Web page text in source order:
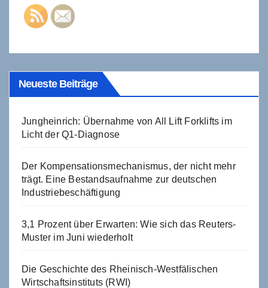
Neueste Beiträge
Jungheinrich: Übernahme von All Lift Forklifts im
Licht der Q1-Diagnose
Der Kompensationsmechanismus, der nicht mehr
trägt. Eine Bestandsaufnahme zur deutschen
Industriebeschäftigung
3,1 Prozent über Erwarten: Wie sich das Reuters-
Muster im Juni wiederholt
Die Geschichte des Rheinisch-Westfälischen
Wirtschaftsinstituts (RWI)